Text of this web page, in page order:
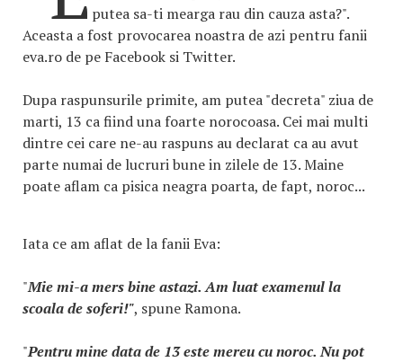
putea sa-ti mearga rau din cauza asta?".
Aceasta a fost provocarea noastra de azi pentru fanii
eva.ro de pe Facebook si Twitter.
Dupa raspunsurile primite, am putea "decreta" ziua de
marti, 13 ca fiind una foarte norocoasa. Cei mai multi
dintre cei care ne-au raspuns au declarat ca au avut
parte numai de lucruri bune in zilele de 13. Maine
poate aflam ca pisica neagra poarta, de fapt, noroc...
Iata ce am aflat de la fanii Eva:
"Mie mi-a mers bine astazi. Am luat examenul la
scoala de soferi!", spune Ramona.
"Pentru mine data de 13 este mereu cu noroc. Nu pot